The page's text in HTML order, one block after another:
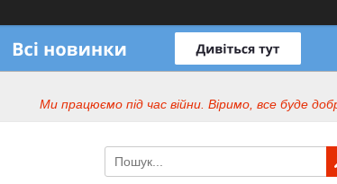
Ми працюємо під час війни. Віримо, все буде